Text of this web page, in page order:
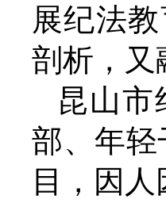
展纪法
剖析，又
昆山市
部、年
目，因